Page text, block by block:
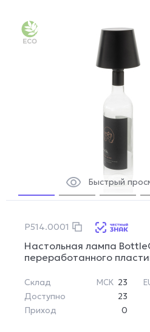
Быстрый
P514.0001
Настольная лампа
переработанного
Склад МСК 23
Доступно
23
Приход
0